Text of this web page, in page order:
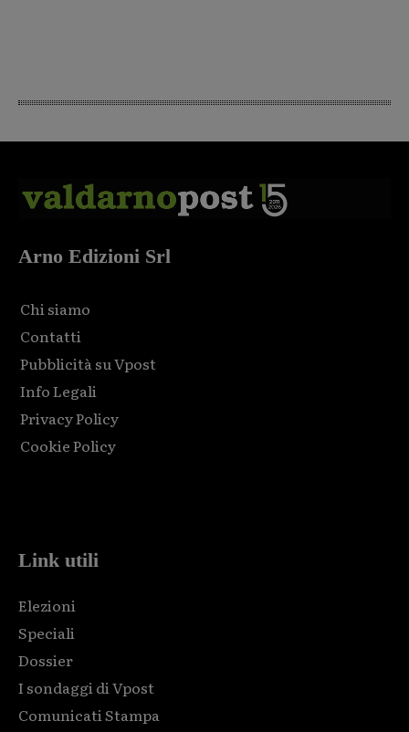
Arno Edizioni Srl
Chi siamo
Contatti
Pubblicità su Vpost
Info Legali
Privacy Policy
Cookie Policy
Link utili
Elezioni
Speciali
Dossier
I sondaggi di Vpost
Comunicati Stampa